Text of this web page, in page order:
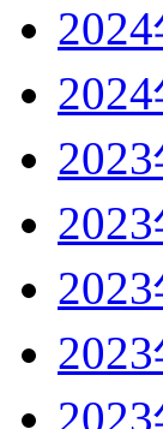
2024
2024
2023